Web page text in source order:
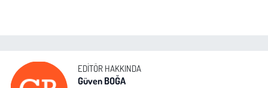
EDITÖR HAKKINDA
Güven BOĞA